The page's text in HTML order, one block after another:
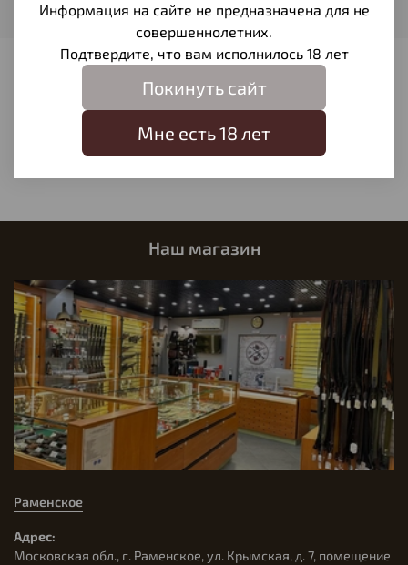
твёрдости и устойчивости к коррозии.
Столовые приборы
Отзывов еще никто не оставлял
Написать отзыв
Наш магазин
Раменское
Адрес:
Московская обл., г. Раменское, ул. Крымская, д. 7, помещение
Информация на сайте не предназначена для не
совершеннолетних.
Подтвердите, что вам исполнилось 18 лет
Покинуть сайт
Мне есть 18 лет